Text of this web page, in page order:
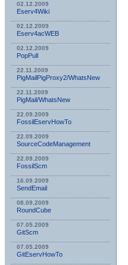
02.12.2009
Eserv4Wiki
02.12.2009
Eserv4acWEB
02.12.2009
PopPull
22.11.2009
PigMailPigProxy2/WhatsNew
22.11.2009
PigMail/WhatsNew
22.09.2009
FossilEservHowTo
22.09.2009
SourceCodeManagement
22.09.2009
FossilScm
16.09.2009
SendEmail
08.09.2009
RoundCube
07.05.2009
GitScm
07.05.2009
GitEservHowTo